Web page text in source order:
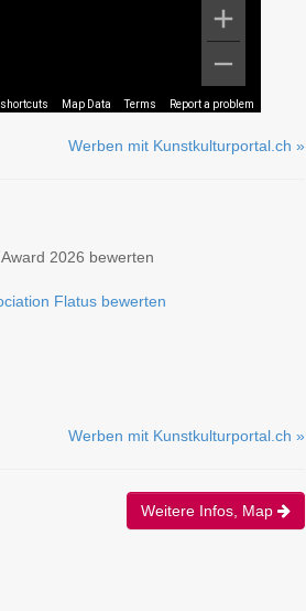
shortcuts Map Data Terms Report a problem
Werben mit Kunstkulturportal.ch »
2026 bewerten
Flatus bewerten
Werben mit Kunstkulturportal.ch »
Weitere Infos, Map